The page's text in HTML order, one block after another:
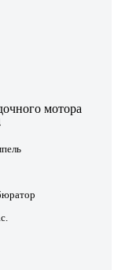
мотора